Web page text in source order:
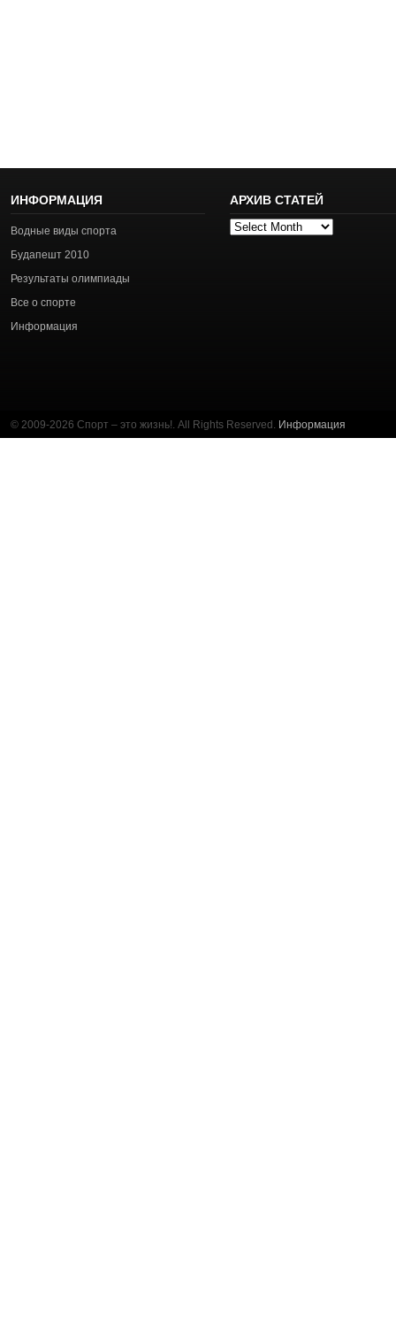
ИНФОРМАЦИЯ
Водные виды спорта
Будапешт 2010
Результаты олимпиады
Все о спорте
Информация
АРХИВ СТАТЕЙ
Архив
© 2009-2026 Спорт – это жизнь!. All Rights Reserved. Информация